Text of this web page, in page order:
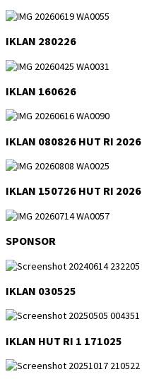
IKLAN 280226
IKLAN 160626
IKLAN 080826 HUT RI 2026
IKLAN 150726 HUT RI 2026
SPONSOR
IKLAN 030525
IKLAN HUT RI 1 171025